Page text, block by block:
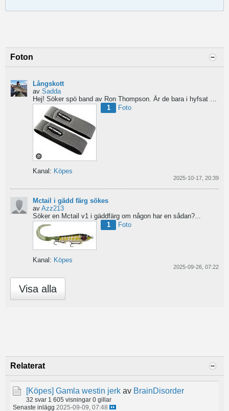
Foton
Långskott
av Sadda
Hej! Söker spö band av Ron Thompson. Är de bara i hyfsat skick så köper jag gärna ett par....
1
Foto
Kanal: Köpes
2025-10-17, 20:39
Mctail i gädd färg sökes
av Azz213
Söker en Mctail v1 i gäddfärg om någon har en sådan?...
1
Foto
Kanal: Köpes
2025-09-26, 07:22
Visa alla
Relaterat
[Köpes] Gamla westin jerk av BrainDisorder
32 svar 1 605 visningar 0 gillar
Senaste inlägg 2025-09-09, 07:48